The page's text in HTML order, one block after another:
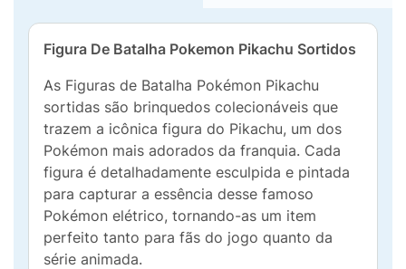
Figura De Batalha Pokemon Pikachu Sortidos
As Figuras de Batalha Pokémon Pikachu
sortidas são brinquedos colecionáveis que
trazem a icônica figura do Pikachu, um dos
Pokémon mais adorados da franquia. Cada
figura é detalhadamente esculpida e pintada
para capturar a essência desse famoso
Pokémon elétrico, tornando-as um item
perfeito tanto para fãs do jogo quanto da
série animada.